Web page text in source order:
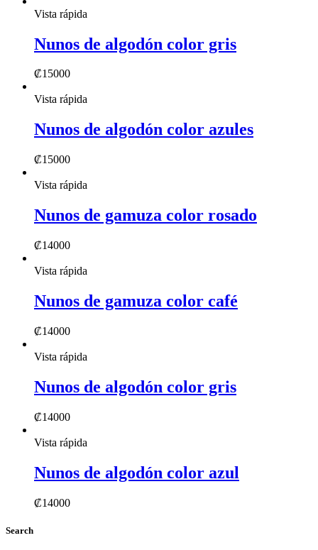
Vista rápida
Nunos de algodón color gris
₡15000
Vista rápida
Nunos de algodón color azules
₡15000
Vista rápida
Nunos de gamuza color rosado
₡14000
Vista rápida
Nunos de gamuza color café
₡14000
Vista rápida
Nunos de algodón color gris
₡14000
Vista rápida
Nunos de algodón color azul
₡14000
Search